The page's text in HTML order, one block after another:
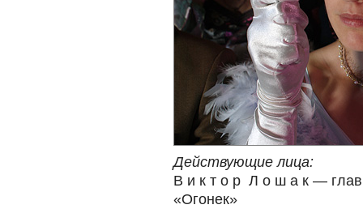
Действующие лица:
В и к т о р Л о ш а к —
«Огонек»